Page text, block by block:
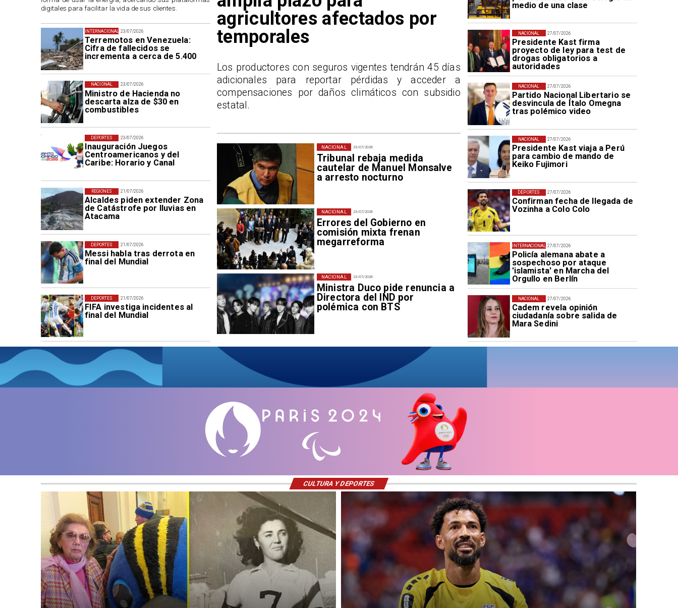
medio de una clase
27/07/2026
Presidente Kast firma
proyecto de ley para test de
drogas obligatorios a
autoridades
NACIONAL
27/07/2026
Partido Nacional Libertario se
desvincula de Ítalo Omegna
tras polémico video
NACIONAL
27/07/2026
Presidente Kast viaja a Perú
para cambio de mando de
Keiko Fujimori
NACIONAL
27/07/2026
Confirman fecha de llegada de
Vozinha a Colo Colo
DEPORTES
27/07/2026
Policía alemana abate a
sospechoso por ataque
'islamista' en Marcha del
Orgullo en Berlín
INTERNACIONAL
27/07/2026
Cadem revela opinión
ciudadanía sobre salida de
Mara Sedini
NACIONAL
23/07/2026
Terremotos en Venezuela:
Cifra de fallecidos se
incrementa a cerca de 5.400
INTERNACIONAL
23/07/2026
Ministro de Hacienda no
descarta alza de $30 en
combustibles
NACIONAL
23/07/2026
Inauguración Juegos
Centroamericanos y del
Caribe: Horario y Canal
DEPORTES
21/07/2026
Alcaldes piden extender Zona
de Catástrofe por lluvias en
Atacama
REGIONES
21/07/2026
Messi habla tras derrota en
final del Mundial
DEPORTES
21/07/2026
FIFA investiga incidentes al
final del Mundial
DEPORTES
23/07/2026
Tribunal rebaja medida
cautelar de Manuel Monsalve
a arresto nocturno
NACIONAL
23/07/2026
Errores del Gobierno en
comisión mixta frenan
megarreforma
NACIONAL
23/07/2026
Ministra Duco pide renuncia a
Directora del IND por
polémica con BTS
NACIONAL
digitales para facilitar la vida de sus clientes.
agricultores afectados por
temporales
Los productores con seguros vigentes tendrán 45 días
adicionales para reportar pérdidas y acceder a
compensaciones por daños climáticos con subsidio
estatal.
CULTURA Y DEPORTES